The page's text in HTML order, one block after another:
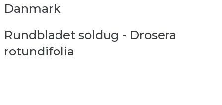
Danmark
Rundbladet soldug - Drosera
rotundifolia